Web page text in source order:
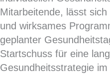
Mitarbeitende, lässt
und wirksames
geplanter
Startschuss für eine
Gesundheitsstrategie